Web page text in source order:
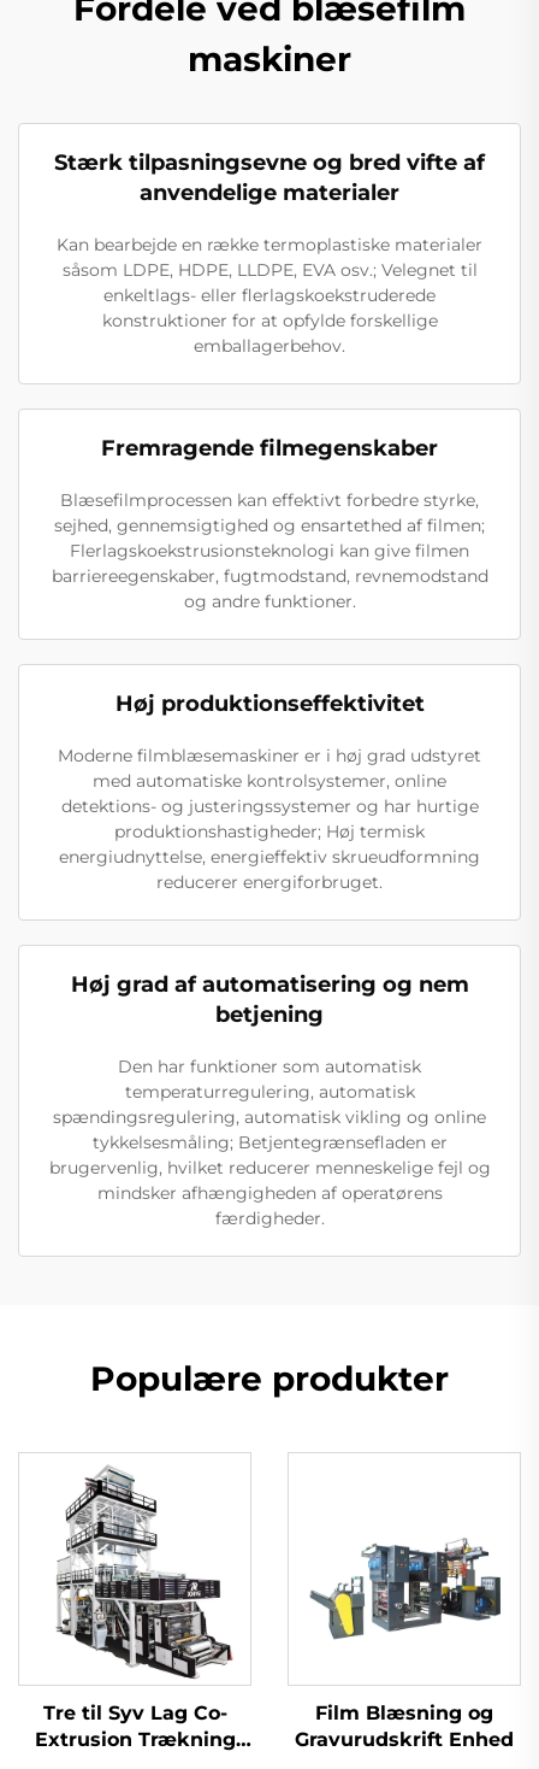
Fordele ved blæsefilm
maskiner
Stærk tilpasningsevne og bred vifte af
anvendelige materialer
Kan bearbejde en række termoplastiske materialer
såsom LDPE, HDPE, LLDPE, EVA osv.; Velegnet til
enkeltlags- eller flerlagskoekstruderede
konstruktioner for at opfylde forskellige
emballagerbehov.
Fremragende filmegenskaber
Blæsefilmprocessen kan effektivt forbedre styrke,
sejhed, gennemsigtighed og ensartethed af filmen;
Flerlagskoekstrusionsteknologi kan give filmen
barriereegenskaber, fugtmodstand, revnemodstand
og andre funktioner.
Høj produktionseffektivitet
Moderne filmblæsemaskiner er i høj grad udstyret
med automatiske kontrolsystemer, online
detektions- og justeringssystemer og har hurtige
produktionshastigheder; Høj termisk
energiudnyttelse, energieffektiv skrueudformning
reducerer energiforbruget.
Høj grad af automatisering og nem
betjening
Den har funktioner som automatisk
temperaturregulering, automatisk
spændingsregulering, automatisk vikling og online
tykkelsesmåling; Betjentegrænsefladen er
brugervenlig, hvilket reducerer menneskelige fejl og
mindsker afhængigheden af operatørens
færdigheder.
Populære produkter
Tre til Syv Lag Co-
Extrusion Trækning
Film Blæsning og
Gravurudskrift Enhed